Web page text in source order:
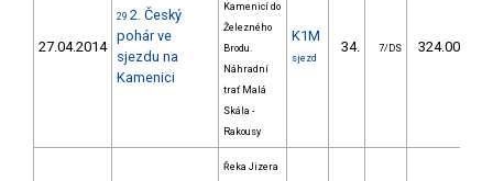
27.04.2014
29 2. Český
pohár ve
sjezdu na
Kamenici
Kamenicí do
Železného
Brodu.
Náhradní
trať Malá
Skála -
Rakousy
K1M
sjezd
34. 7/DS 324.00
Řeka Jizera